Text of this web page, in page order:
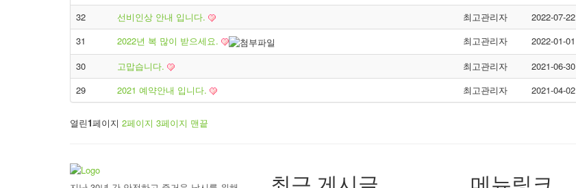
32
선비인상 안내 입니다. 최고관리자 2022-07-22
31
2022년 복 많이 받으세요. 최고관리자 2022-01-01
30
고맙습니다. 최고관리자 2021-06-30
29
2021 예약안내 입니다. 최고관리자 2021-04-02
열린1페이지 2페이지 3페이지 맨끝